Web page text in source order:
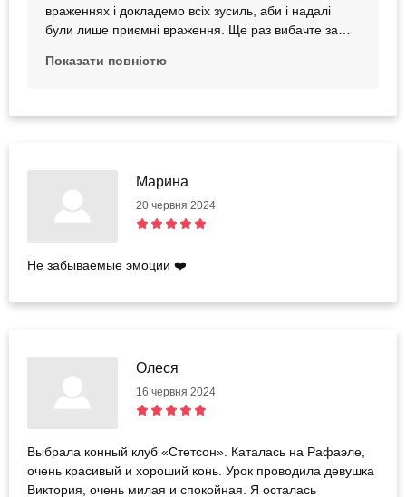
враженнях і докладемо всіх зусиль, аби і надалі
були лише приємні враження. Ще раз вибачте за
Показати повністю
Марина
20 червня 2024
Не забываемые эмоции ❤️
Олеся
16 червня 2024
Выбрала конный клуб «Стетсон». Каталась на Рафаэле,
очень красивый и хороший конь. Урок проводила девушка
Виктория, очень милая и спокойная. Я осталась